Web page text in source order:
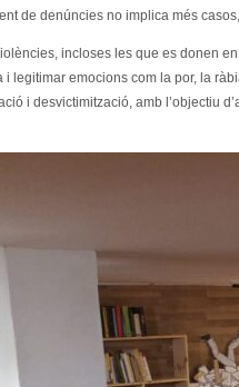
de denúncies no implica més
incloses les que es donen
legitimar emocions com la por, la
i desvictimització, amb l’objectiu